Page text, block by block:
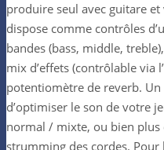
produire seul avec guitare
dispose comme contrôles
bandes (bass, middle,
mix d’effets (contrôlable via
potentiomètre de reverb.
d’optimiser le son de votre
normal / mixte, ou bien
strumming des cordes.